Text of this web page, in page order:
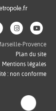
Provence
Plan du site
Mentions légales
: non conforme